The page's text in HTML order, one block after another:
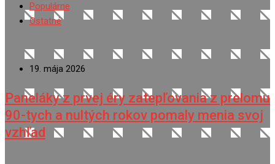
Populárne
Ostatné
19. mája 2026
Paneláky z prvej éry zatepľovania z prelomu
90-tych a nultých rokov pomaly menia svoj
vzhľad